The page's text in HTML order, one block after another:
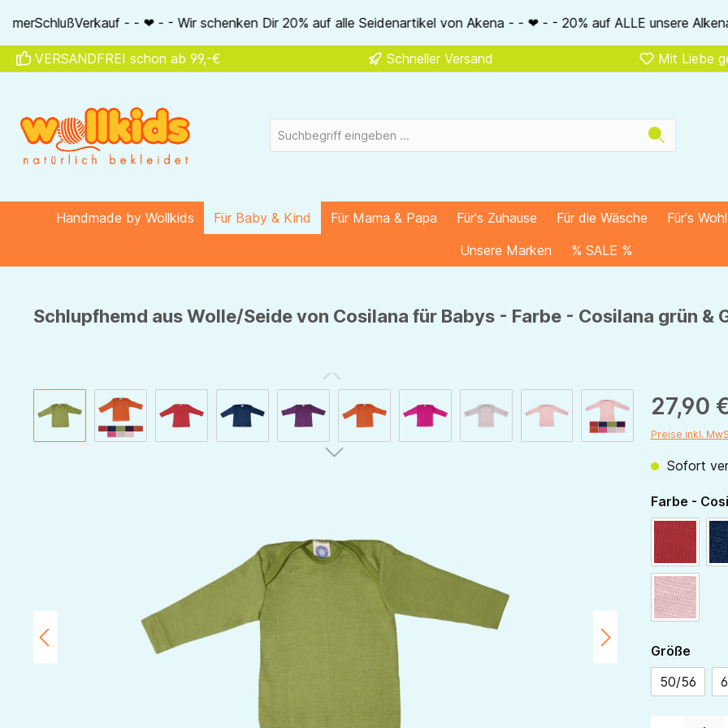
Zur Hauptnavigation springen
- Wir schenken Dir 20% auf alle Seidenartikel von Akena - - ❤ - - 20% auf ALLE unsere Alkena-Artikel - - ❤ - -
VERSANDFREI schon ab 99,-€ Schneller Versand Mit Liebe
Handmade by Wollkids Für Baby & Kind Für Mama & Papa Für's Zuhause Für die Wäsche Für's
Unsere Marken
% SALE %
Schlupfhemd aus Wolle/Seide von Cosilana für Babys - Farbe - Cosilana grün &
Bildergalerie überspringen 27,90
Preise inkl.
Sofort
Farbe -
rose
Größe
50/56